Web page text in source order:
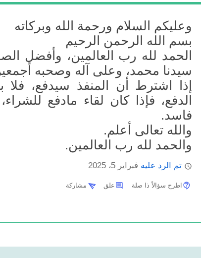
وعليكم السلام ورحمة الله وبركاته
بسم الله الرحمن الرحيم
الحمد لله رب العالمين، وأفضل
سيدنا محمد، وعلى آله وصحبه
إذا اشترط أن المنفذ سيدفع، فلا
الدفع، فإذا كان لقاء مادفع
فاسد.
والله تعالى أعلم.
والحمد لله رب العالمين.
تم الرد عليه فبراير 5، 2025
اطرح سؤالاً ذا صلة علق مشاركة